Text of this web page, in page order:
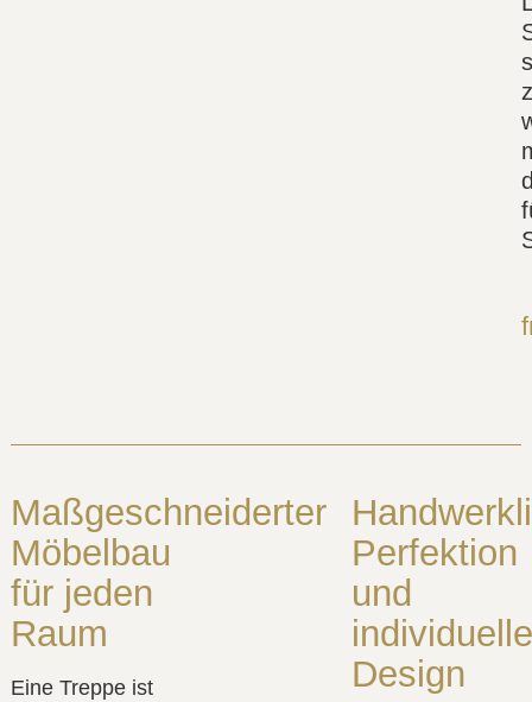
Maßgeschneiderter
Möbelbau
für jeden
Raum
Eine Treppe ist
Perfektion
und
Design